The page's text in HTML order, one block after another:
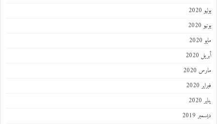
يوليو 2020
يونيو 2020
مايو 2020
أبريل 2020
مارس 2020
فبراير 2020
يناير 2020
ديسمبر 2019